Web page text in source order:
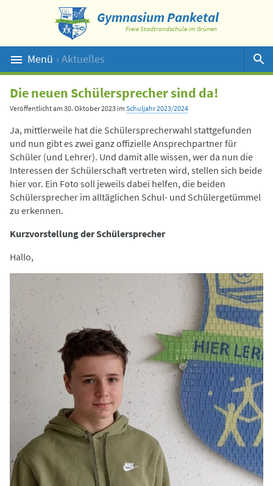
Gymnasium Panketal
Freie Stadtrandschule im Grünen
Menü › Aktuelles
Suche
Die neuen Schülersprecher sind da!
Veröffentlicht am 30. Oktober 2023 im Schuljahr 2023/2024
Ja, mittlerweile hat die Schülersprecherwahl stattgefunden
und nun gibt es zwei ganz offizielle Ansprechpartner für
Schüler (und Lehrer). Und damit alle wissen, wer da nun die
Interessen der Schülerschaft vertreten wird, stellen sich beide
hier vor. Ein Foto soll jeweils dabei helfen, die beiden
Schülersprecher im alltäglichen Schul- und Schülergetümmel
zu erkennen.
Kurzvorstellung der Schülersprecher
Hallo,